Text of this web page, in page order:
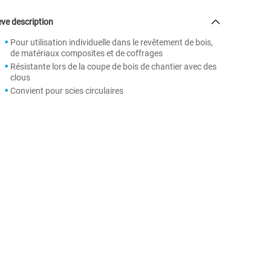
description
Pour utilisation individuelle dans le revêtement de bois,
de matériaux composites et de coffrages
Résistante lors de la coupe de bois de chantier avec des
clous
Convient pour scies circulaires